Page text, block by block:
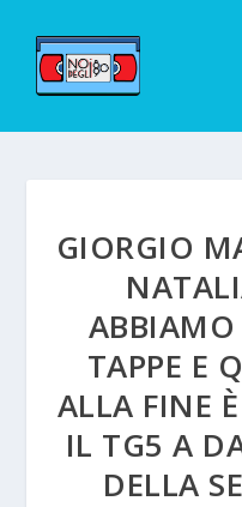
GIORGIO
ABBIAMO
TAPPE E
ALLA FINE
IL TG5 A
DELLA